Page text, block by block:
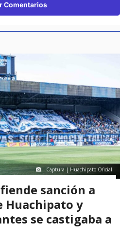
Comentarios
Captura | Huachipato Oficial
sanción a
Huachipato y
se castigaba a